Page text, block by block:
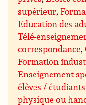
supérieur,
Education des
Télé-
correspondance,
Formation
Enseignement
élèves /
physique ou